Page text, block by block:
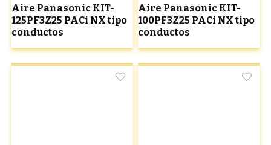
Aire Panasonic KIT-
125PF3Z25 PACi NX tipo
conductos
Aire Panasonic KIT-
100PF3Z25 PACi NX tipo
conductos